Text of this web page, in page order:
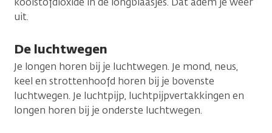
uit.
De luchtwegen
Je longen horen bij je luchtwegen. Je mond, neus,
keel en strottenhoofd horen bij je bovenste
luchtwegen. Je luchtpijp, luchtpijpvertakkingen en
longen horen bij je onderste luchtwegen.